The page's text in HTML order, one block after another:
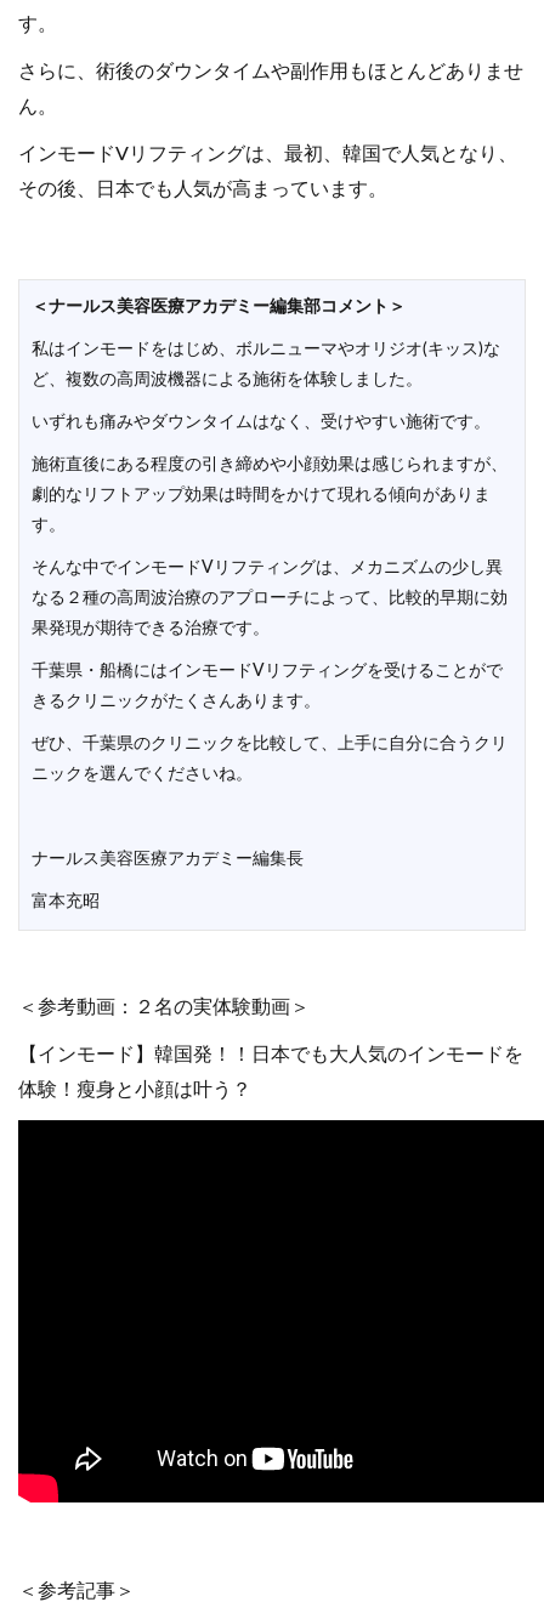
す。
さらに、術後のダウンタイムや副作用もほとんどありませ
ん。
インモードVリフティングは、最初、韓国で人気となり、
その後、日本でも人気が高まっています。
＜ナールス美容医療アカデミー編集部コメント＞
私はインモードをはじめ、ボルニューマやオリジオ(キッス)な
ど、複数の高周波機器による施術を体験しました。
いずれも痛みやダウンタイムはなく、受けやすい施術です。
施術直後にある程度の引き締めや小顔効果は感じられますが、
劇的なリフトアップ効果は時間をかけて現れる傾向がありま
す。
そんな中でインモードVリフティングは、メカニズムの少し異
なる２種の高周波治療のアプローチによって、比較的早期に効
果発現が期待できる治療です。
千葉県・船橋にはインモードVリフティングを受けることがで
きるクリニックがたくさんあります。
ぜひ、千葉県のクリニックを比較して、上手に自分に合うクリ
ニックを選んでくださいね。
ナールス美容医療アカデミー編集長
富本充昭
＜参考動画：２名の実体験動画＞
【インモード】韓国発！！日本でも大人気のインモードを
体験！瘦身と小顔は叶う？
＜参考記事＞